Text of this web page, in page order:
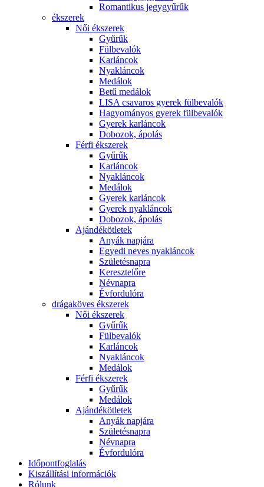
Romantikus jegygyűrűk
ékszerek
Női ékszerek
Gyűrűk
Fülbevalók
Karláncok
Nyakláncok
Medálok
Betű medálok
LISA csavaros gyerek fülbevalók
Hagyományos gyerek fülbevalók
Gyerek karláncok
Dobozok, ápolás
Férfi ékszerek
Gyűrűk
Karláncok
Nyakláncok
Medálok
Gyerek karláncok
Gyerek nyakláncok
Dobozok, ápolás
Ajándékötletek
Anyák napjára
Egyedi neves nyakláncok
Születésnapra
Keresztelőre
Névnapra
Évfordulóra
drágaköves ékszerek
Női ékszerek
Gyűrűk
Fülbevalók
Karláncok
Nyakláncok
Medálok
Férfi ékszerek
Gyűrűk
Medálok
Ajándékötletek
Anyák napjára
Születésnapra
Névnapra
Évfordulóra
Időpontfoglalás
Kiszállítási információk
Rólunk